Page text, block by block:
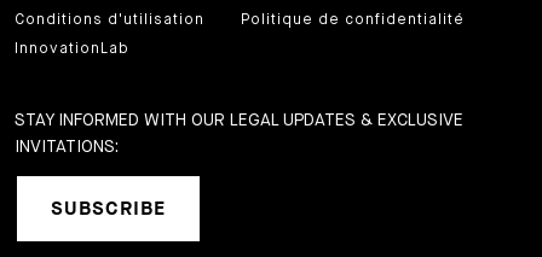
Conditions d'utilisation
Politique de confidentialité
InnovationLab
STAY INFORMED WITH OUR LEGAL UPDATES & EXCLUSIVE
INVITATIONS:
SUBSCRIBE